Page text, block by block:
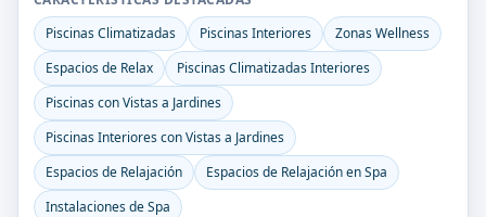
Piscinas Climatizadas
Piscinas Interiores
Zonas Wellness
Espacios de Relax
Piscinas Climatizadas Interiores
Piscinas con Vistas a Jardines
Piscinas Interiores con Vistas a Jardines
Espacios de Relajación
Espacios de Relajación en Spa
Instalaciones de Spa